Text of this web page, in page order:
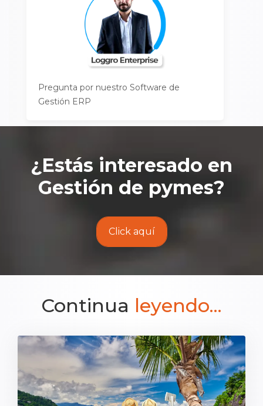
Pregunta por nuestro Software de
Gestión ERP
¿Estás interesado en
Gestión de pymes?
Click aquí
Continua leyendo...